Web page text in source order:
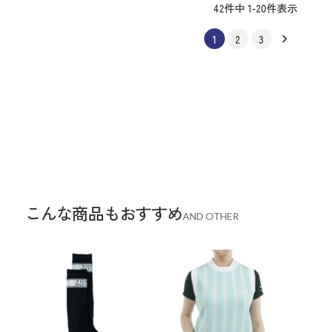
42件中 1-20件表示
1 2 3
こんな商品もおすすめAND OTHER